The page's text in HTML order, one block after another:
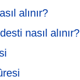
alınır?
nasıl alınır?